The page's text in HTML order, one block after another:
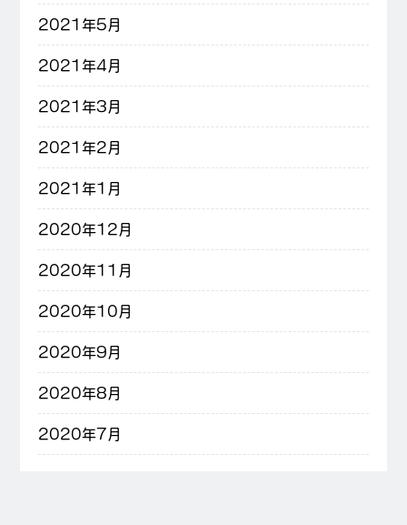
2021年5月
2021年4月
2021年3月
2021年2月
2021年1月
2020年12月
2020年11月
2020年10月
2020年9月
2020年8月
2020年7月